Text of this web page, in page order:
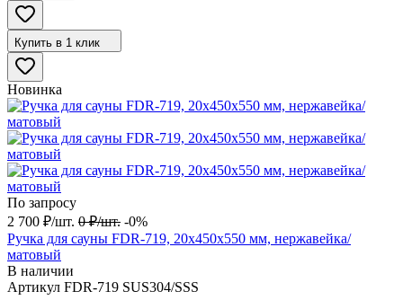
Купить в 1 клик
Новинка
По запросу
2 700 ₽/шт. 0 ₽/шт. -0%
Ручка для сауны FDR-719, 20х450х550 мм, нержавейка/
матовый
В наличии
Артикул FDR-719 SUS304/SSS